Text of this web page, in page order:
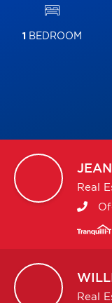
1 BEDROOM
Real
Real